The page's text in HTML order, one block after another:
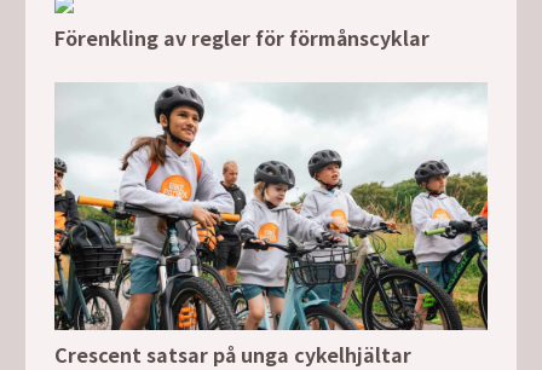
Förenkling av regler för förmånscyklar
Crescent satsar på unga cykelhjältar